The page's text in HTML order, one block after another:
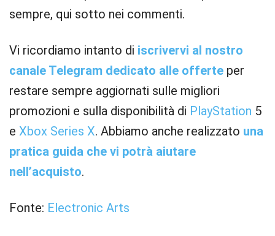
sempre, qui sotto nei commenti.
Vi ricordiamo intanto di iscrivervi al nostro
canale Telegram dedicato alle offerte per
restare sempre aggiornati sulle migliori
promozioni e sulla disponibilità di PlayStation 5
e Xbox Series X. Abbiamo anche realizzato una
pratica guida che vi potrà aiutare
nell’acquisto.
Fonte: Electronic Arts